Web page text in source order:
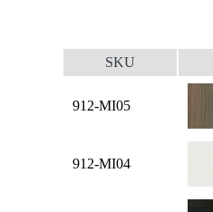
SKU
912-MI05
912-MI04